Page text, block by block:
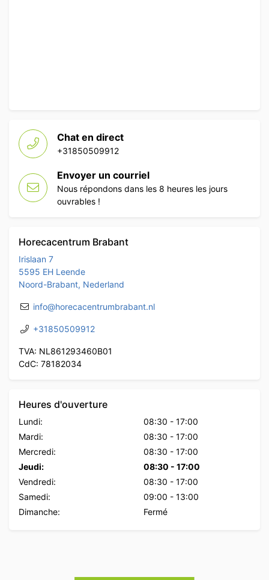
Chat en direct
+31850509912
Envoyer un courriel
Nous répondons dans les 8 heures les jours
ouvrables !
Horecacentrum Brabant
Irislaan 7
5595 EH Leende
Noord-Brabant, Nederland
info@horecacentrumbrabant.nl
+31850509912
TVA: NL861293460B01
CdC: 78182034
Heures d'ouverture
Lundi: 08:30 - 17:00
Mardi:
08:30 - 17:00
Mercredi:
08:30 - 17:00
Jeudi:
08:30 - 17:00
Vendredi:
08:30 - 17:00
Samedi:
09:00 - 13:00
Dimanche:
Fermé